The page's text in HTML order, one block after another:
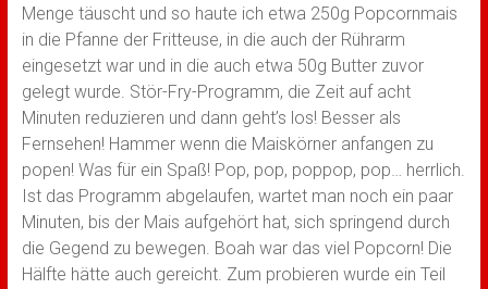
Menge täuscht und so haute ich etwa 250g Popcornmais
in die Pfanne der Fritteuse, in die auch der Rührarm
eingesetzt war und in die auch etwa 50g Butter zuvor
gelegt wurde. Stör-Fry-Programm, die Zeit auf acht
Minuten reduzieren und dann geht’s los! Besser als
Fernsehen! Hammer wenn die Maiskörner anfangen zu
popen! Was für ein Spaß! Pop, pop, poppop, pop… herrlich.
Ist das Programm abgelaufen, wartet man noch ein paar
Minuten, bis der Mais aufgehört hat, sich springend durch
die Gegend zu bewegen. Boah war das viel Popcorn! Die
Hälfte hätte auch gereicht. Zum probieren wurde ein Teil